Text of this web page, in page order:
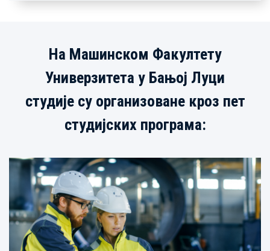
На Машинском Факултету
Универзитета у Бањој Луци
студије су организоване кроз пет
студијских програма: